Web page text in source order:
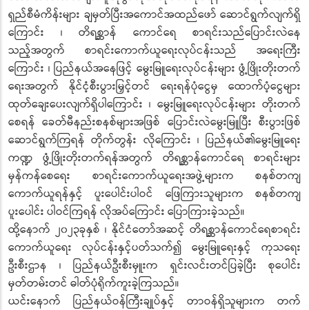
ရှည်စီမံကိန်းများ ချမှတ်ပြီးအကောင်အထည်ဖော် ဆောင်ရွက်လျက်ရှိ
ကြောင်း ၊ တိရစ္ဆာန် ကောင်ရေ စာရင်းသည်ပြောင်းလဲနေ
သည့်အတွက် စာရင်းကောက်ယူရေးလုပ်ငန်းသည် အရေးကြီး
ကြောင်း ၊ ပြည်နယ်အနေဖြင့် မွေးမြူရေးလုပ်ငန်းများ ဖွံ့ဖြိုးတိုးတက်
ရေးအတွက် နိုင်ငံ့စီးပွားမြှင့်တင် ရေးရန်ပုံငွေမှ ထောက်ပံ့ငွေများ
ထုတ်ချေးပေးလျက်ရှိပါကြောင်း ၊ မွေးမြူရေးလုပ်ငန်းများ တိုးတက်
စေရန် ခေတ်မီနည်းစနစ်များအဖြစ် ပြောင်းလဲမွေးမြူပြီး စီးပွားဖြစ်
ဆောင်ရွက်ကြရန် တိုက်တွန်း လိုကြောင်း ၊ ပြည်နယ်၏မွေးမြူရေး
ကဏ္ဍ ဖွံ့ဖြိုးတိုးတက်ရန်အတွက် တိရစ္ဆာန်ကောင်ရေ စာရင်းများ
မှန်ကန်စေရေး စာရင်းကောက်ယူရေးအဖွဲ့များက စနစ်တကျ
ကောက်ယူရန်နှင့် ပူးပေါင်းပါဝင် ဖြေကြားသူများက စနစ်တကျ
ပူးပေါင်း ပါဝင်ကြရန် လိုအပ်ကြောင်း ပြောကြားခဲ့သည်။
ထို့နောက် ၂၀၂၃ခုနှစ် ၊ နိုင်ငံတော်အဆင့် တိရစ္ဆာန်ကောင်ရေစာရင်း
ကောက်ယူရေး လုပ်ငန်းနှင့်ပတ်သက်၍ မွေးမြူရေးနှင့် ကုသရေး
ဦးစီးဌာန ၊ ပြည်နယ်ဦးစီးမှူးက ရှင်းလင်းတင်ပြခဲ့ပြီး စုပေါင်း
မှတ်တမ်းတင် ဓါတ်ပုံရိုက်ကူးခဲ့ကြသည်။
ယင်းနောက် ပြည်နယ်ဝန်ကြီးချုပ်နှင့် တာဝန်ရှိသူများက တက်